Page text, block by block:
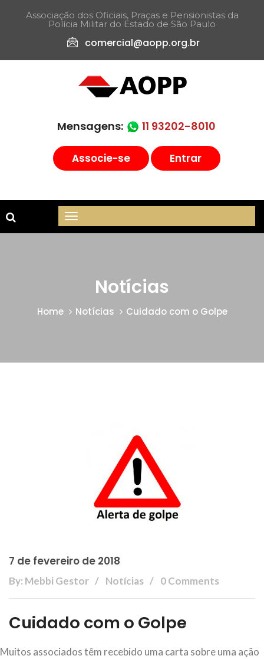
Associação dos Oficiais, Praças e Pensionistas da
Polícia Militar do Estado de São Paulo​
comercial@aopp.org.br
Mensagens: 11 93202-8010
Associe-se Entrar
Notícias
Home Notícias Cuidado com o Golpe
7 de fevereiro de 2018
By: Mebbi Gestor Notícias 0 Comments
Cuidado com o Golpe
Muitos associados têm recebido uma carta sobre uma ação